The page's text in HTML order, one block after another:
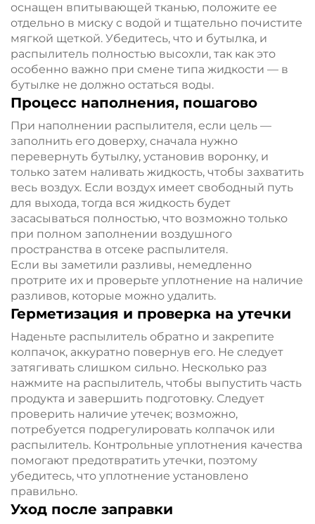
оснащен впитывающей тканью, положите ее
отдельно в миску с водой и тщательно почистите
мягкой щеткой. Убедитесь, что и бутылка, и
распылитель полностью высохли, так как это
особенно важно при смене типа жидкости — в
бутылке не должно остаться воды.
Процесс наполнения, пошагово
При наполнении распылителя, если цель —
заполнить его доверху, сначала нужно
перевернуть бутылку, установив воронку, и
только затем наливать жидкость, чтобы захватить
весь воздух. Если воздух имеет свободный путь
для выхода, тогда вся жидкость будет
засасываться полностью, что возможно только
при полном заполнении воздушного
пространства в отсеке распылителя.
Если вы заметили разливы, немедленно
протрите их и проверьте уплотнение на наличие
разливов, которые можно удалить.
Герметизация и проверка на утечки
Наденьте распылитель обратно и закрепите
колпачок, аккуратно повернув его. Не следует
затягивать слишком сильно. Несколько раз
нажмите на распылитель, чтобы выпустить часть
продукта и завершить подготовку. Следует
проверить наличие утечек; возможно,
потребуется подрегулировать колпачок или
распылитель. Контрольные уплотнения качества
помогают предотвратить утечки, поэтому
убедитесь, что уплотнение установлено
правильно.
Уход после заправки